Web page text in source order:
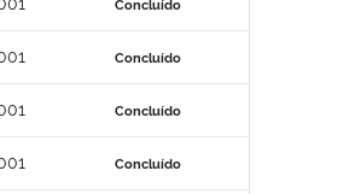
Concluído
Concluído
Concluído
Concluído